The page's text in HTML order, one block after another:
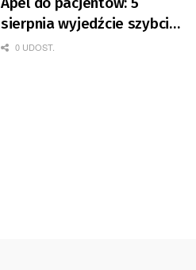
sierpnia wyjedźcie szybciej
z domów
0 UDOST.